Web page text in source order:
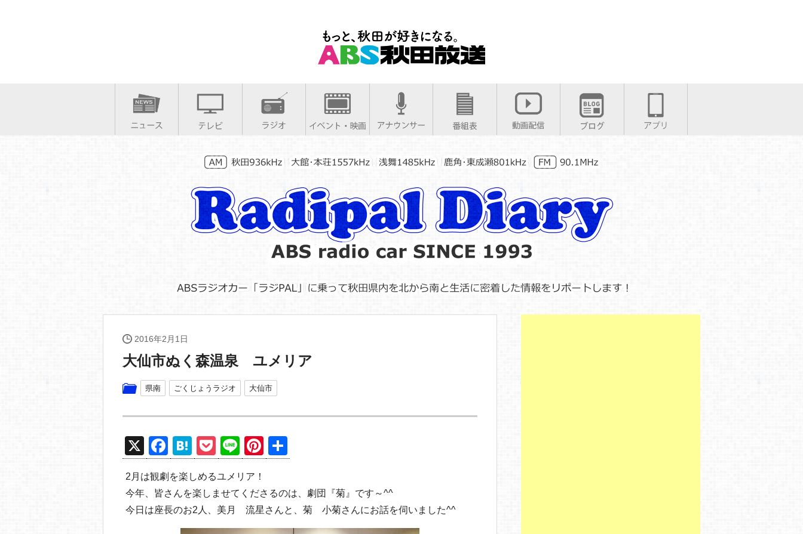
2016年2月1日
大仙市ぬく森温泉 ユメリア
県南 ごくじょうラジオ 大仙市
X
F
a
c
e
H
at
e
n
a
P
o
ck
et
Li
n
e
Pi
nt
er
e
st
有
2月は観劇を楽しめるユメリア！
今年、皆さんを楽しませてくださるのは、劇団『菊』です～^^
今日は座長のお2人、美月 流星さんと、菊 小菊さんにお話を伺いました^^